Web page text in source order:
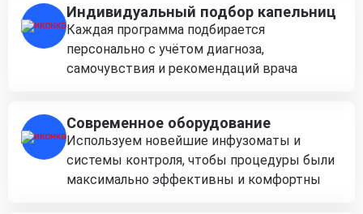
Индивидуальный подбор капельниц
Каждая программа подбирается
персонально с учётом диагноза,
самочувствия и рекомендаций врача
Современное оборудование
Используем новейшие инфузоматы и
системы контроля, чтобы процедуры были
максимально эффективны и комфортны